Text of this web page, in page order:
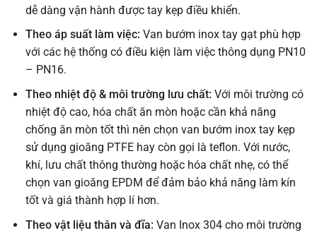
dễ dàng vận hành được tay kẹp điều khiển.
Theo áp suất làm việc: Van bướm inox tay gạt phù hợp
với các hệ thống có điều kiện làm việc thông dụng PN10
– PN16.
Theo nhiệt độ & môi trường lưu chất: Với môi trường có
nhiệt độ cao, hóa chất ăn mòn hoặc cần khả năng
chống ăn mòn tốt thì nên chọn van bướm inox tay kẹp
sử dụng gioăng PTFE hay còn gọi là teflon. Với nước,
khí, lưu chất thông thường hoặc hóa chất nhẹ, có thể
chọn van gioăng EPDM để đảm bảo khả năng làm kín
tốt và giá thành hợp lí hơn.
Theo vật liệu thân và đĩa: Van Inox 304 cho môi trường